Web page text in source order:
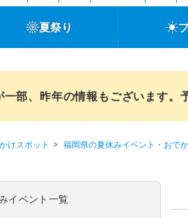
夏祭り
部、昨年の情報もございます。
けスポット 福岡県の夏休みイベント・おで
イベント一覧